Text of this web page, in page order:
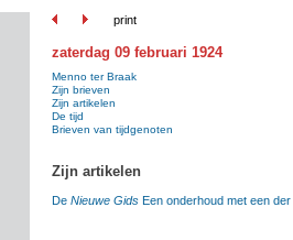
print
zaterdag 09 februari 1924
Menno ter Braak
Zijn brieven
Zijn artikelen
De tijd
Brieven van tijdgenoten
Zijn artikelen
De Nieuwe Gids Een onderhoud met een